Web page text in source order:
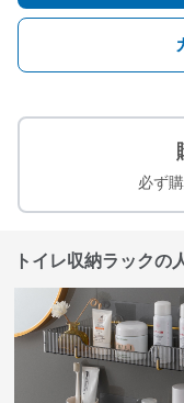
必ず
トイレ収納ラックの